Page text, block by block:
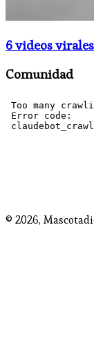
6 videos
Comunidad
© 2026,